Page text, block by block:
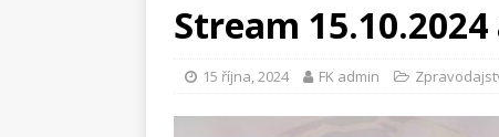
Stream
15 října, 2024 FK admin